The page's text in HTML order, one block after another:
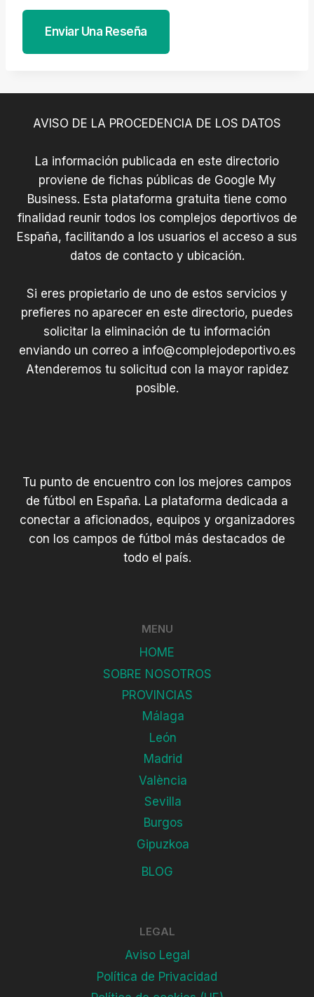
Enviar Una Reseña
AVISO DE LA PROCEDENCIA DE LOS DATOS
La información publicada en este directorio
proviene de fichas públicas de Google My
Business. Esta plataforma gratuita tiene como
finalidad reunir todos los complejos deportivos de
España, facilitando a los usuarios el acceso a sus
datos de contacto y ubicación.
Si eres propietario de uno de estos servicios y
prefieres no aparecer en este directorio, puedes
solicitar la eliminación de tu información
enviando un correo a info@complejodeportivo.es
Atenderemos tu solicitud con la mayor rapidez
posible.
Tu punto de encuentro con los mejores campos
de fútbol en España. La plataforma dedicada a
conectar a aficionados, equipos y organizadores
con los campos de fútbol más destacados de
todo el país.
MENU
HOME
SOBRE NOSOTROS
PROVINCIAS
Málaga
León
Madrid
València
Sevilla
Burgos
Gipuzkoa
BLOG
LEGAL
Aviso Legal
Política de Privacidad